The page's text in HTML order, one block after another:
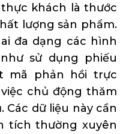
khách là thước
lượng sản phẩm.
đa dạng các hình
sử dụng phiếu
mã phản hồi trực
chủ động thăm
Các dữ liệu này cần
tích thường xuyên